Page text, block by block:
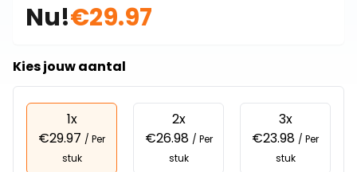
Nu!€29.97
Kies jouw aantal
1x
€29.97 / Per
stuk
2x
€26.98 / Per
stuk
3x
€23.98 / Per
stuk